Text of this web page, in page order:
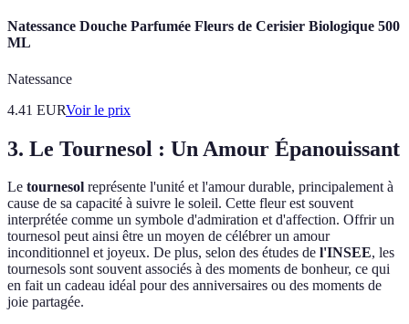
Natessance Douche Parfumée Fleurs de Cerisier Biologique 500
ML
Natessance
4.41 EURVoir le prix
3. Le Tournesol : Un Amour Épanouissant
Le tournesol représente l'unité et l'amour durable, principalement à
cause de sa capacité à suivre le soleil. Cette fleur est souvent
interprétée comme un symbole d'admiration et d'affection. Offrir un
tournesol peut ainsi être un moyen de célébrer un amour
inconditionnel et joyeux. De plus, selon des études de l'INSEE, les
tournesols sont souvent associés à des moments de bonheur, ce qui
en fait un cadeau idéal pour des anniversaires ou des moments de
joie partagée.